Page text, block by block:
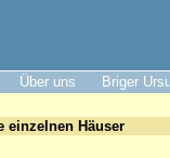
Über uns Briger
einzelnen Häuser